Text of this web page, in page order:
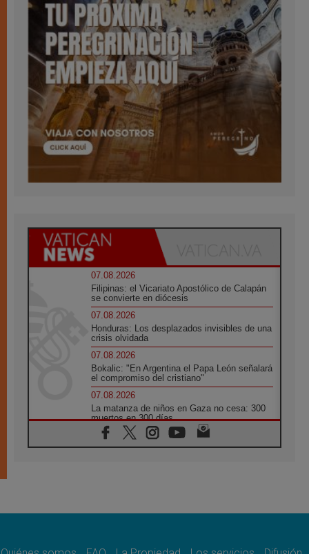
07.08.2026
Filipinas: el Vicariato Apostólico de Calapán
se convierte en diócesis
07.08.2026
Honduras: Los desplazados invisibles de una
crisis olvidada
07.08.2026
Bokalic: "En Argentina el Papa León señalará
el compromiso del cristiano"
07.08.2026
La matanza de niños en Gaza no cesa: 300
muertos en 300 días
07.08.2026
Tagle: La guerra desfigura el mundo, solo la
como misión al servicio del Evangelio